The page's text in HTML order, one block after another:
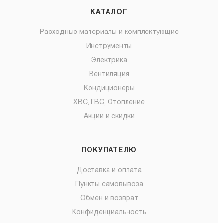
КАТАЛОГ
Расходные материалы и комплектующие
Инструменты
Электрика
Вентиляция
Кондиционеры
ХВС, ГВС, Отопление
Акции и скидки
ПОКУПАТЕЛЮ
Доставка и оплата
Пункты самовывоза
Обмен и возврат
Конфиденциальность